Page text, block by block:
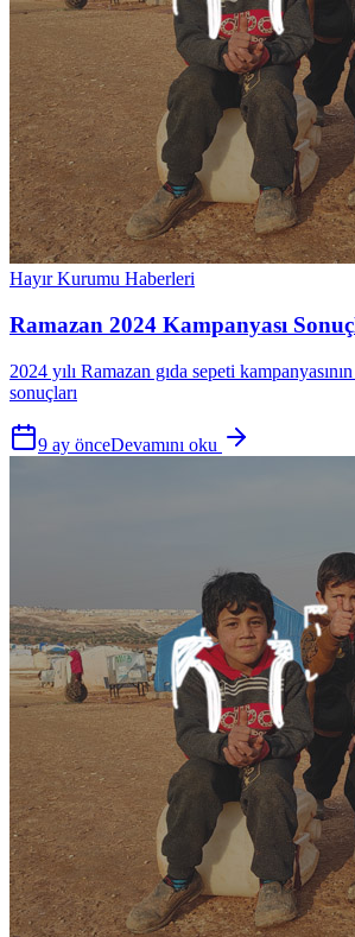
Hayır Kurumu Haberleri
Ramazan 2024 Kampanyası
2024 yılı Ramazan gıda sepeti
sonuçları
9 ay önceDevamını oku